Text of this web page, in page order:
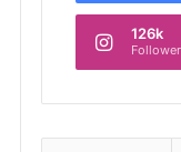
126k